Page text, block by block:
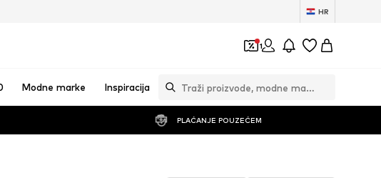
HR
1
Modne marke Inspiracija
PLAĆANJE POUZEĆEM